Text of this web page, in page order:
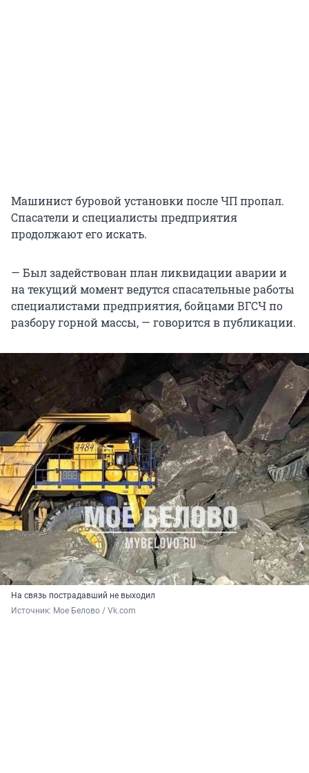
Машинист буровой установки после ЧП пропал.
Спасатели и специалисты предприятия
продолжают его искать.
— Был задействован план ликвидации аварии и
на текущий момент ведутся спасательные работы
специалистами предприятия, бойцами ВГСЧ по
разбору горной массы, — говорится в публикации.
На связь пострадавший не выходил
Источник: Мое Белово / Vk.com